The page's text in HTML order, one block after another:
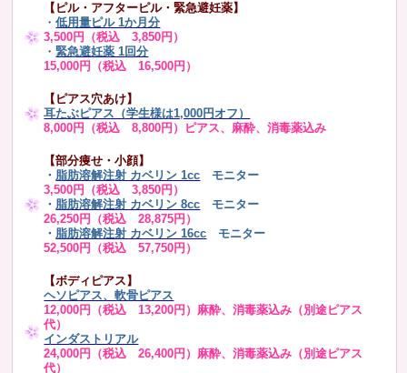
【ピル・アフターピル・緊急避妊薬】
・低用量ピル 1か月分
3,500円（税込 3,850円）
・緊急避妊薬 1回分
15,000円（税込 16,500円）
【ピアス穴あけ】
耳たぶピアス（学生様は1,000円オフ）
8,000円（税込 8,800円）ピアス、麻酔、消毒薬込み
【部分痩せ・小顔】
・ 脂肪溶解注射 カベリン 1cc モニター
3,500円（税込 3,850円）
・ 脂肪溶解注射 カベリン 8cc モニター
26,250円（税込 28,875円）
・ 脂肪溶解注射 カベリン 16cc
モニター
52,500円（税込 57,750円）
【ボディピアス】
ヘソピアス、軟骨ピアス
12,000円（税込 13,200円）麻酔、消毒薬込み（別途ピアス
代）
インダストリアル
24,000円（税込 26,400円）麻酔、消毒薬込み（別途ピアス
代）